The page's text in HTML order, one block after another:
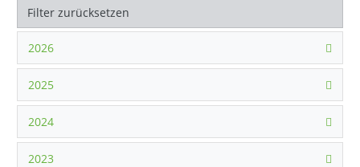
Filter zurücksetzen
2026
2025
2024
2023